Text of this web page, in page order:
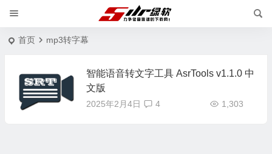
首页 mp3转字幕
智能语音转文字工具 AsrTools v1.1.0 中
文版
2025年2月4日 1,303
4